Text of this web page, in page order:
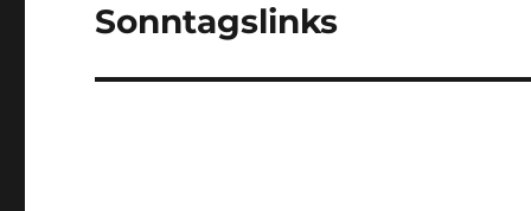
Next
Sonntagslinks